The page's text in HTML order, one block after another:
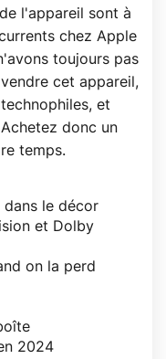
l'appareil sont à
chez Apple
toujours pas
cet appareil,
et
donc un
temps.
dans le décor
et Dolby
on la perd
2024